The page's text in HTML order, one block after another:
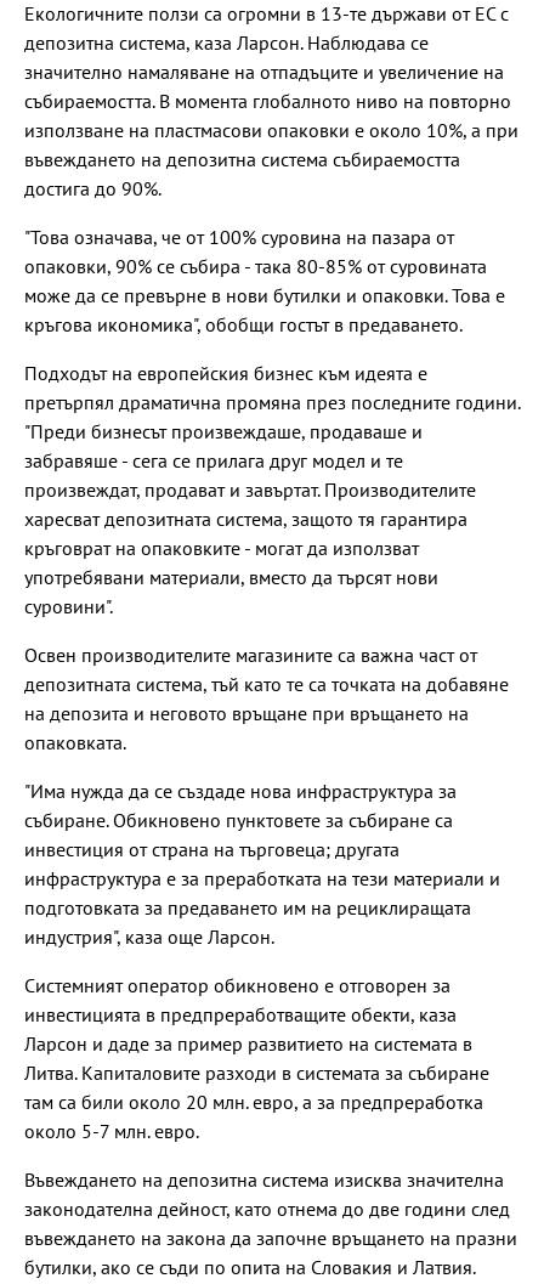
Екологичните ползи са огромни в 13-те държави от ЕС с
депозитна система, каза Ларсон. Наблюдава се
значително намаляване на отпадъците и увеличение на
събираемостта. В момента глобалното ниво на повторно
използване на пластмасови опаковки е около 10%, а при
въвеждането на депозитна система събираемостта
достига до 90%.
"Това означава, че от 100% суровина на пазара от
опаковки, 90% се събира - така 80-85% от суровината
може да се превърне в нови бутилки и опаковки. Това е
кръгова икономика", обобщи гостът в предаването.
Подходът на европейския бизнес към идеята е
претърпял драматична промяна през последните години.
"Преди бизнесът произвеждаше, продаваше и
забравяше - сега се прилага друг модел и те
произвеждат, продават и завъртат. Производителите
харесват депозитната система, защото тя гарантира
кръговрат на опаковките - могат да използват
употребявани материали, вместо да търсят нови
суровини".
Освен производителите магазините са важна част от
депозитната система, тъй като те са точката на добавяне
на депозита и неговото връщане при връщането на
опаковката.
"Има нужда да се създаде нова инфраструктура за
събиране. Обикновено пунктовете за събиране са
инвестиция от страна на търговеца; другата
инфраструктура е за преработката на тези материали и
подготовката за предаването им на рециклиращата
индустрия", каза още Ларсон.
Системният оператор обикновено е отговорен за
инвестицията в предпреработващите обекти, каза
Ларсон и даде за пример развитието на системата в
Литва. Капиталовите разходи в системата за събиране
там са били около 20 млн. евро, а за предпреработка
около 5-7 млн. евро.
Въвеждането на депозитна система изисква значителна
законодателна дейност, като отнема до две години след
въвеждането на закона да започне връщането на празни
бутилки, ако се съди по опита на Словакия и Латвия.